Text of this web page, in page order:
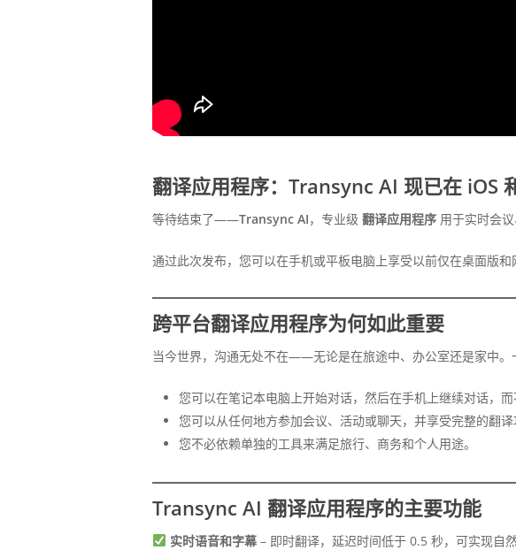
翻译应用程序：Transync AI 现已在 iOS
等待结束了——Transync AI，专业级 翻译应用程序 用于实时会
通过此次发布，您可以在手机或平板电脑上享受以前仅在桌面版
跨平台翻译应用程序为何如此重要
当今世界，沟通无处不在——无论是在旅途中、办公室还是家中。
您可以在笔记本电脑上开始对话，然后在手机上继续对话，而
您可以从任何地方参加会议、活动或聊天，并享受完整的翻译
您不必依赖单独的工具来满足旅行、商务和个人用途。
Transync AI 翻译应用程序的主要功能
实时语音和字幕– 即时翻译，延迟时间低于 0.5 秒，可实现自然